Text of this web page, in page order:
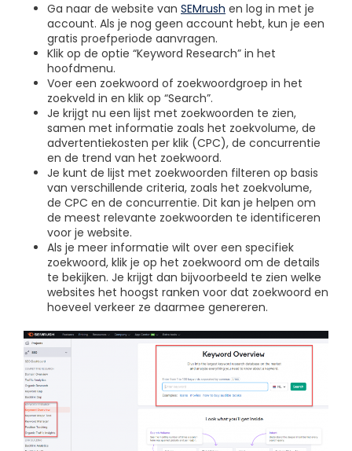
Ga naar de website van SEMrush en log in met je
account. Als je nog geen account hebt, kun je een
gratis proefperiode aanvragen.
Klik op de optie “Keyword Research” in het
hoofdmenu.
Voer een zoekwoord of zoekwoordgroep in het
zoekveld in en klik op “Search”.
Je krijgt nu een lijst met zoekwoorden te zien,
samen met informatie zoals het zoekvolume, de
advertentiekosten per klik (CPC), de concurrentie
en de trend van het zoekwoord.
Je kunt de lijst met zoekwoorden filteren op basis
van verschillende criteria, zoals het zoekvolume,
de CPC en de concurrentie. Dit kan je helpen om
de meest relevante zoekwoorden te identificeren
voor je website.
Als je meer informatie wilt over een specifiek
zoekwoord, klik je op het zoekwoord om de details
te bekijken. Je krijgt dan bijvoorbeeld te zien welke
websites het hoogst ranken voor dat zoekwoord en
hoeveel verkeer ze daarmee genereren.